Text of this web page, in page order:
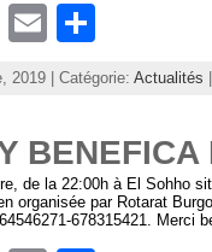
M
a
st
o
d
o
E
m
ai
l
h
ar
e
2019 | Catégorie: Actualités
de la 22:00h à El Sohho
organisée par Rotarat
678315421. Merci